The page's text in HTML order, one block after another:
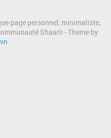
page personnel, minimaliste,
Shaarli - Theme by